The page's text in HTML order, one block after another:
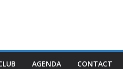
AGENDA CONTACT